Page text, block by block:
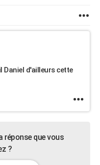
Daniel d'ailleurs cette
réponse que vous
?